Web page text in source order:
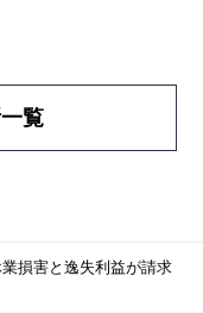
覧
損害と逸失利益が請求